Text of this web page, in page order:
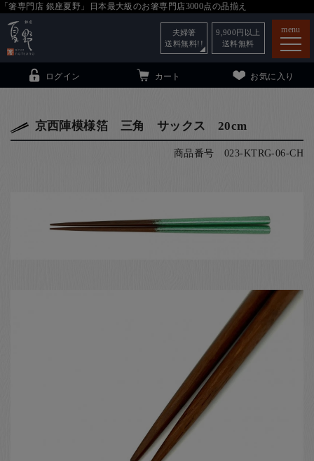
「箸専門店 銀座夏野」日本最大級のお箸専門店3000点の品揃え
menu
ログイン カート お気に入り
夫婦箸
送料無料!!
9,900 円以上
送料無料
京西陣模様箔 三角 サックス 20cm
商品番号 023-KTRG-06-CH